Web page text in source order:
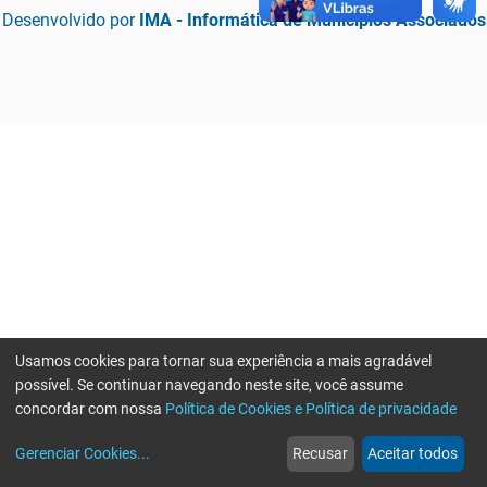
Desenvolvido por IMA - Informática de Municípios Associados
web
Notícias
more_horiz
Mais
Usamos cookies para tornar sua experiência a mais agradável
possível. Se continuar navegando neste site, você assume
concordar com nossa Política de Cookies e Política de privacidade
Gerenciar Cookies... Recusar Aceitar todos
Erro ao enviar informações, por favor tente novamente